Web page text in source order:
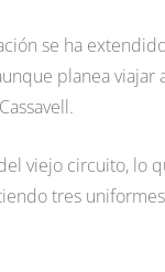
se ha
planea viajar
viejo circuito, lo
tres